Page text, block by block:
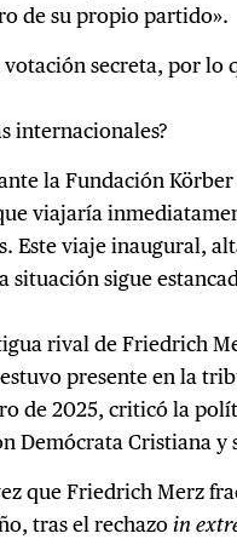
de su propio partido».
votación secreta, por lo
internacionales?
la Fundación
viajaría
Este viaje inaugural,
situación sigue
rival de Friedrich
presente en la
de 2025, criticó la
Demócrata Cristiana y
que Friedrich Merz
tras el rechazoin